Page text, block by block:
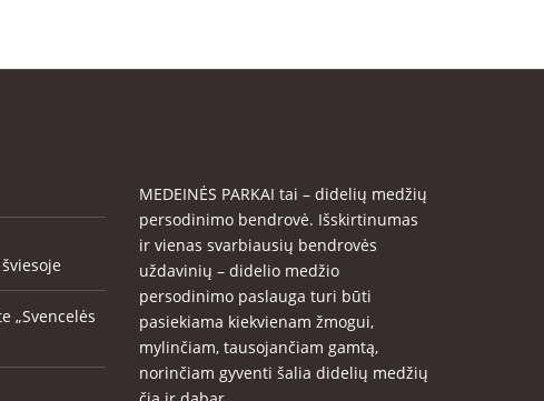
„Svencelės
MEDEINĖS PARKAI tai – didelių medžių
persodinimo bendrovė. Išskirtinumas
ir vienas svarbiausių bendrovės
uždavinių – didelio medžio
persodinimo paslauga turi būti
pasiekiama kiekvienam žmogui,
mylinčiam, tausojančiam gamtą,
norinčiam gyventi šalia didelių medžių